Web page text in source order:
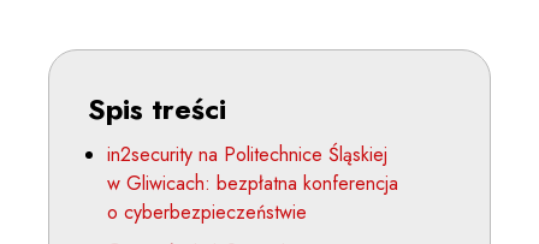
Spis treści
in2security na Politechnice Śląskiej
w Gliwicach: bezpłatna konferencja
o cyberbezpieczeństwie